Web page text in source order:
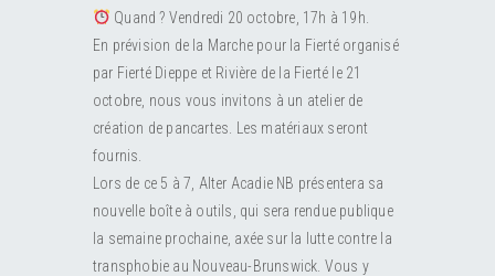
Volunteer
Opportunities
Community
ABOUT
CONTACT
Quand ? Vendredi 20 octobre, 17h à 19h.
En prévision de la Marche pour la Fierté organisé
par Fierté Dieppe et Rivière de la Fierté le 21
octobre, nous vous invitons à un atelier de
création de pancartes. Les matériaux seront
fournis.
Lors de ce 5 à 7, Alter Acadie NB présentera sa
nouvelle boîte à outils, qui sera rendue publique
la semaine prochaine, axée sur la lutte contre la
transphobie au Nouveau-Brunswick. Vous y